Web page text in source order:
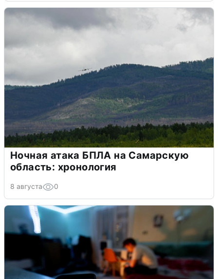
Ночная атака БПЛА на Самарскую
область: хронология
8 августа 0